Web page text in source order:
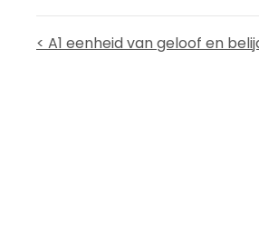
< A1 eenheid van geloof en